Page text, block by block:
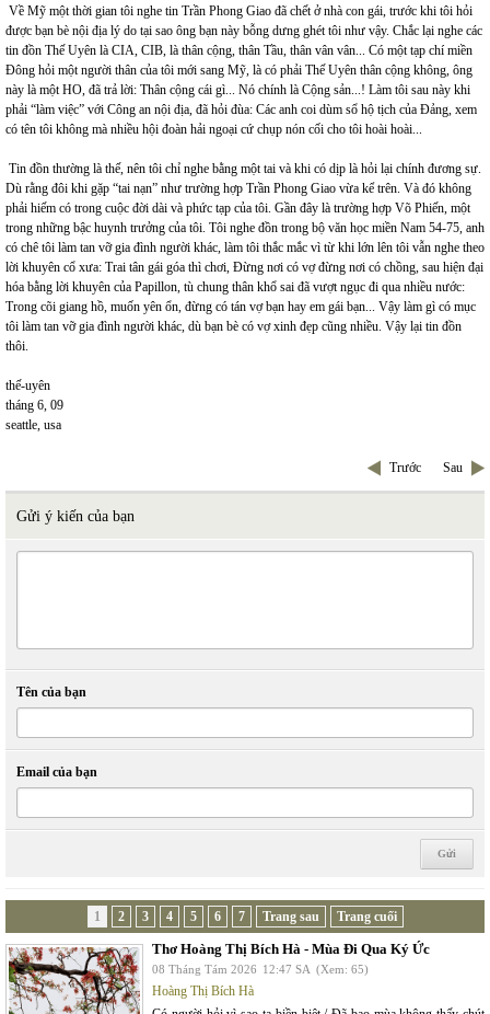
Về Mỹ một thời gian tôi nghe tin Trần Phong Giao đã chết ở nhà con gái, trước khi tôi hỏi
được bạn bè nội địa lý do tại sao ông bạn này bỗng dưng ghét tôi như vậy. Chắc lại nghe các
tin đồn Thế Uyên là CIA, CIB, là thân cộng, thân Tầu, thân vân vân... Có một tạp chí miền
Đông hỏi một người thân của tôi mới sang Mỹ, là có phải Thế Uyên thân cộng không, ông
này là một HO, đã trả lời: Thân cộng cái gì... Nó chính là Cộng sản...! Làm tôi sau này khi
phải “làm việc” với Công an nội địa, đã hỏi đùa: Các anh coi dùm sổ hộ tịch của Đảng, xem
có tên tôi không mà nhiều hội đoàn hải ngoại cứ chụp nón cối cho tôi hoài hoài...
Tin đồn thường là thế, nên tôi chỉ nghe bằng một tai và khi có dịp là hỏi lại chính đương sự.
Dù rằng đôi khi gặp “tai nạn” như trường hợp Trần Phong Giao vừa kể trên. Và đó không
phải hiếm có trong cuộc đời dài và phức tạp của tôi. Gần đây là trường hợp Võ Phiến, một
trong những bậc huynh trưởng của tôi. Tôi nghe đồn trong bộ văn học miền Nam 54-75, anh
có chê tôi làm tan vỡ gia đình người khác, làm tôi thắc mắc vì từ khi lớn lên tôi vẫn nghe theo
lời khuyên cổ xưa: Trai tân gái góa thì chơi, Đừng nơi có vợ đừng nơi có chồng, sau hiện đại
hóa bằng lời khuyên của Papillon, tù chung thân khổ sai đã vượt ngục đi qua nhiều nước:
Trong cõi giang hồ, muốn yên ổn, đừng có tán vợ bạn hay em gái bạn... Vậy làm gì có mục
tôi làm tan vỡ gia đình người khác, dù bạn bè có vợ xinh đẹp cũng nhiều. Vậy lại tin đồn
thôi.
thế-uyên
tháng 6, 09
seattle, usa
Trước Sau
Gửi ý kiến của bạn
Tên của bạn
Email của bạn
1 2 3 4 5 6 7 Trang sau Trang cuối
Thơ Hoàng Thị Bích Hà - Mùa Đi Qua Ký Ức
08 Tháng Tám 2026 12:47 SA (Xem: 65)
Hoàng Thị Bích Hà